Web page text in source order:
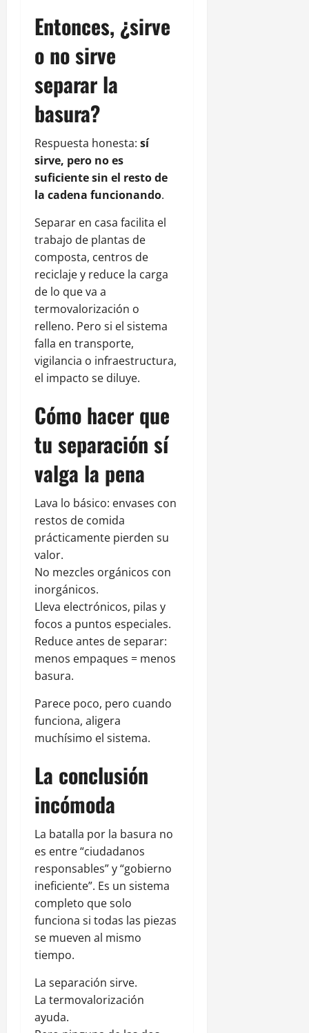
Entonces, ¿sirve
o no sirve
separar la
basura?
Respuesta honesta: sí
sirve, pero no es
suficiente sin el resto de
la cadena funcionando.
Separar en casa facilita el
trabajo de plantas de
composta, centros de
reciclaje y reduce la carga
de lo que va a
termovalorización o
relleno. Pero si el sistema
falla en transporte,
vigilancia o infraestructura,
el impacto se diluye.
Cómo hacer que
tu separación sí
valga la pena
Lava lo básico: envases con
restos de comida
prácticamente pierden su
valor.
No mezcles orgánicos con
inorgánicos.
Lleva electrónicos, pilas y
focos a puntos especiales.
Reduce antes de separar:
menos empaques = menos
basura.
Parece poco, pero cuando
funciona, aligera
muchísimo el sistema.
La conclusión
incómoda
La batalla por la basura no
es entre “ciudadanos
responsables” y “gobierno
ineficiente”. Es un sistema
completo que solo
funciona si todas las piezas
se mueven al mismo
tiempo.
La separación sirve.
La termovalorización
ayuda.